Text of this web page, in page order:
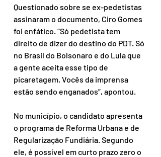
Questionado sobre se ex-pedetistas
assinaram o documento, Ciro Gomes
foi enfático. “Só pedetista tem
direito de dizer do destino do PDT. Só
no Brasil do Bolsonaro e do Lula que
a gente aceita esse tipo de
picaretagem. Vocês da imprensa
estão sendo enganados”, apontou.
No município, o candidato apresenta
o programa de Reforma Urbana e de
Regularização Fundiária. Segundo
ele, é possível em curto prazo zero o